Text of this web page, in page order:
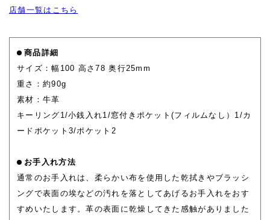
店舗一覧はこちら
商品詳細
サイズ：幅100 高さ78 奥行25mm
重さ：約90g
素材：牛革
キーリング1/小銭入れ1/窓付きポケット(フィルムなし）1/カ
ードポケット3/ポケット2
お手入れ方法
通常のお手入れは、柔らかい布を使用した乾拭きやブラッシ
ングで表面の埃などの汚れを落としてあげるお手入れをおす
すめいたします。革の表面に乾燥してきた感触がありました